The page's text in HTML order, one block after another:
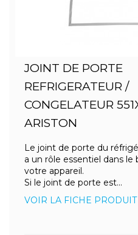
JOINT DE PORTE
REFRIGERATEUR /
CONGELATEUR
ARISTON
Le joint de porte du
a un rôle essentiel dans
votre appareil.
Si le joint de porte est...
VOIR LA FICHE PRODUIT